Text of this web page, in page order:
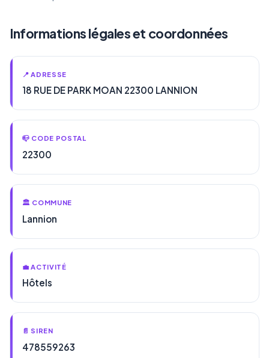
Informations légales et coordonnées
📍 ADRESSE
18 RUE DE PARK MOAN 22300 LANNION
📪 CODE POSTAL
22300
🏛️ COMMUNE
Lannion
💼 ACTIVITÉ
Hôtels
📄 SIREN
478559263